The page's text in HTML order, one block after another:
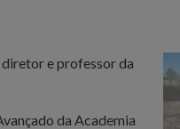
diretor e professor da
da Academia